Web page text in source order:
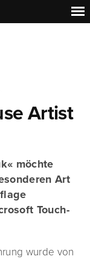
Artist
möchte
Art
Touch-
wurde von